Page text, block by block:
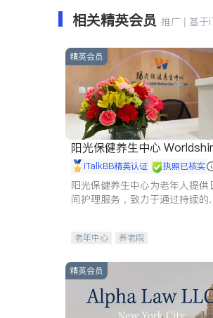
相关精英会员 推广 | 基于
精英会员
阳光保健养生中心
iTalkBB精英认证 执照已核实
阳光保健养生中心为老年人提供
间护理服务，致力于通过持续的
老年中心 养老院
精英会员